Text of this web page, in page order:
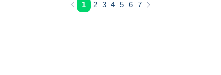
1 2 3 4 5 6 7